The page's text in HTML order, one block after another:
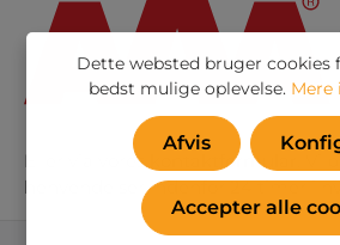
Eller via vores kontaktformular
. Vi
henvendelser indenfor 24 timer i
Dette websted bruger cookies
bedst mulige oplevelse. Mere
Afvis
Accepter alle